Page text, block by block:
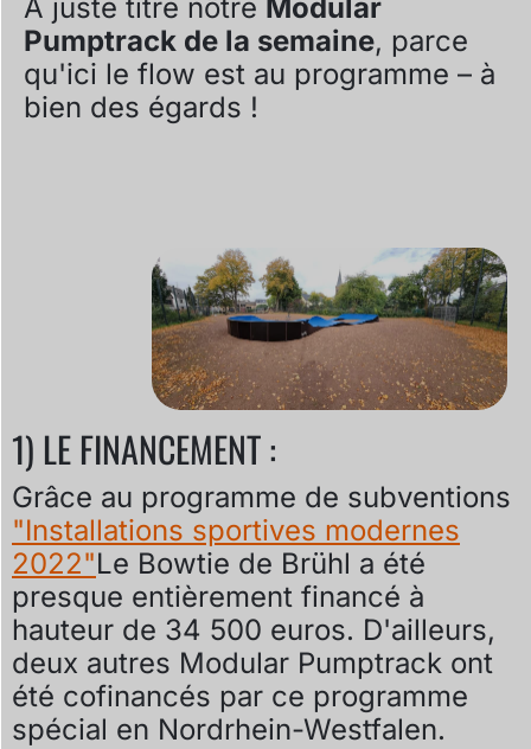
À juste titre nôtre Modular
Pumptrack de la semaine, parce
qu'ici le flow est au programme – à
bien des égards !
1) LE FINANCEMENT :
Grâce au programme de subventions
"Installations sportives modernes
2022"Le Bowtie de Brühl a été
presque entièrement financé à
hauteur de 34 500 euros. D'ailleurs,
deux autres Modular Pumptrack ont
été cofinancés par ce programme
spécial en Nordrhein-Westfalen.